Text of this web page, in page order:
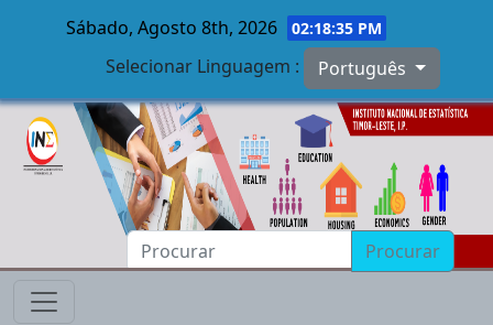
Skip to main content
Sábado, Agosto 8th, 2026 02:18:36 PM
Selecionar Linguagem : Português
Procurar